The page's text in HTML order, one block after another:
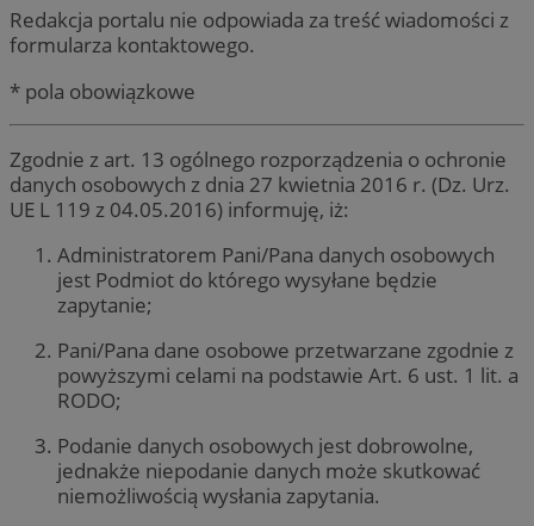
Redakcja portalu nie odpowiada za treść wiadomości z
formularza kontaktowego.
* pola obowiązkowe
Zgodnie z art. 13 ogólnego rozporządzenia o ochronie
danych osobowych z dnia 27 kwietnia 2016 r. (Dz. Urz.
UE L 119 z 04.05.2016) informuję, iż:
Administratorem Pani/Pana danych osobowych
jest Podmiot do którego wysyłane będzie
zapytanie;
Pani/Pana dane osobowe przetwarzane zgodnie z
powyższymi celami na podstawie Art. 6 ust. 1 lit. a
RODO;
Podanie danych osobowych jest dobrowolne,
jednakże niepodanie danych może skutkować
niemożliwością wysłania zapytania.